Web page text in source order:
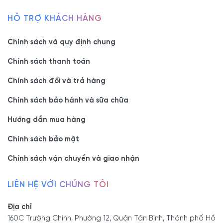
An
toàn:
Không hóa chất. Không mùi độc hại. An toàn
cho sức khỏe người sử dụng và trẻ em
Bảo
5 năm – Hỗ trợ trọn đời
lực:
chuyên thi công các công trình lớn nhỏ tại TP.
- Lưu ý:Không sử dụng hóa chất có tính chất khử mạnh để
xước và làm phai màu sơn.
Nội thất Viva nhận tư vấn và thiết kế miễn phí. Sản xuất
NỘI THẤT VIVA - TỐT GỖ TỐT CẢ NƯỚC SƠN
HỖ TRỢ KHÁCH HÀNG
Chính sách và quy định chung
Chính sách thanh toán
Chính sách đổi và trả hàng
Chính sách bảo hành và sữa chữa
Hướng dẫn mua hàng
Chính sách bảo mật
Chính sách vận chuyển và giao nhận
LIÊN HỆ VỚI CHÚNG TÔI
Địa chỉ
160C Trường Chinh, Phường 12, Quận Tân Bình, Thành phố Hồ